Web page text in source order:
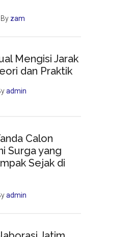
By zam
Mengisi Jarak
dan Praktik
admin
Calon
Surga yang
Sejak di
admin